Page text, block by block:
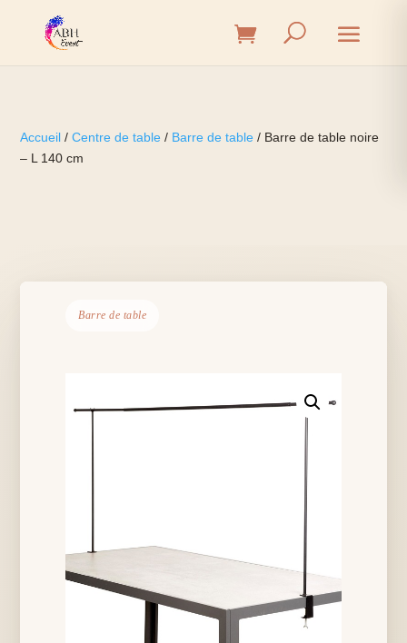
Accueil /Centre de table / Barre de table / Barre de table noire
– L 140 cm
Barre de table